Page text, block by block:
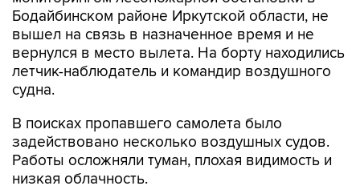
Бодайбинском районе Иркутской области, не
вышел на связь в назначенное время и не
вернулся в место вылета. На борту находились
летчик-наблюдатель и командир воздушного
судна.
В поисках пропавшего самолета было
задействовано несколько воздушных судов.
Работы осложняли туман, плохая видимость и
низкая облачность.